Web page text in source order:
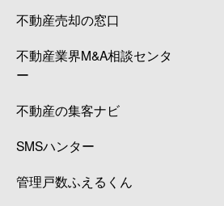
不動産売却の窓口
不動産業界M&A相談センタ
ー
不動産の集客ナビ
SMSハンター
管理戸数ふえるくん